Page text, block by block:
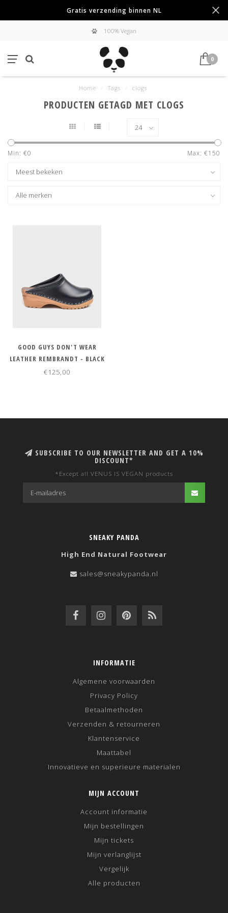
Gratis verzending binnen NL
100% Vegan
0
Home Tags clogs
PRODUCTEN GETAGD MET CLOGS
Min: €0 Max: €150
GOOD GUYS DON'T WEAR
LEATHER REMBRANDT - BLACK
€125,00
SUBSCRIBE TO OUR NEWSLETTER AND GET A 10%
DISCOUNT*
*Except all VENUS IS VEGAN products
SNEAKY PANDA
High End Natural Footwear
sales@sneakypanda.nl
INFORMATIE
Algemene voorwaarden
Privacy Policy
Betaalmethoden
Verzenden & retourneren
Klantenservice
Maattabel
Innovatieve en superieure materialen
MIJN ACCOUNT
Account informatie
Mijn bestellingen
Mijn tickets
Mijn verlanglijst
Vergelijk
Alle producten